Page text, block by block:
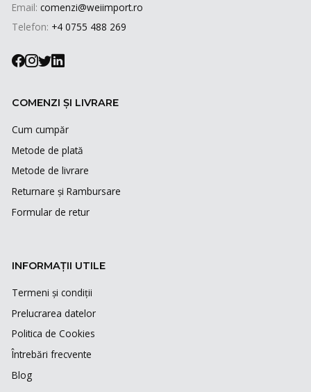
Email: comenzi@weiimport.ro
Telefon: +4 0755 488 269
COMENZI ȘI LIVRARE
Cum cumpăr
Metode de plată
Metode de livrare
Returnare și Rambursare
Formular de retur
INFORMAȚII UTILE
Termeni și condiții
Prelucrarea datelor
Politica de Cookies
Întrebări frecvente
Blog